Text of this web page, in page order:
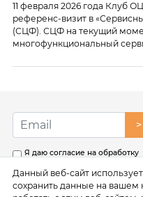
11 февраля 2026 года Клуб
референс-визит в
(СЦФ). СЦФ на текущий
многофункциональный
налогового учета,
текущий момент работает
Специалисты Центра
>
Я даю согласие на обработку
соответствии с условиями
Политики обработки
персональных данных
Данный веб-сайт
сохранить данные на